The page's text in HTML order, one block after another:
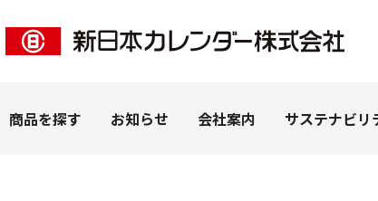
商品を探す お知らせ 会社案内 サステナビリ